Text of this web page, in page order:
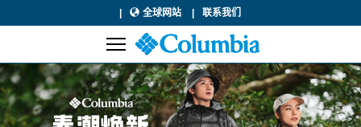
全球网站 联系我们